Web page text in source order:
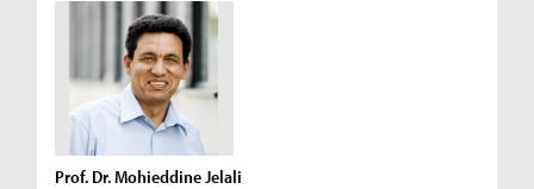
Prof. Dr. Mohieddine Jelali